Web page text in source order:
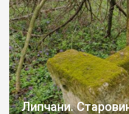
Липчани.